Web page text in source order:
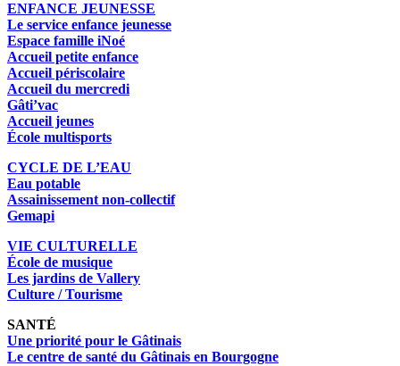
ENFANCE JEUNESSE
Le service enfance jeunesse
Espace famille iNoé
Accueil petite enfance
Accueil périscolaire
Accueil du mercredi
Gâti’vac
Accueil jeunes
École multisports
CYCLE DE L’EAU
Eau potable
Assainissement non-collectif
Gemapi
VIE CULTURELLE
École de musique
Les jardins de Vallery
Culture / Tourisme
SANTÉ
Une priorité pour le Gâtinais
Le centre de santé du Gâtinais en Bourgogne